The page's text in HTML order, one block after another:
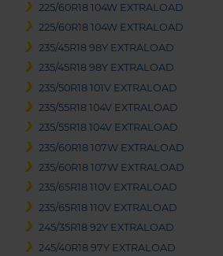
225/60R18 104W EXTRALOAD
225/60R18 104W EXTRALOAD
235/45R18 98Y EXTRALOAD
235/45R18 98Y EXTRALOAD
235/50R18 101V EXTRALOAD
235/55R18 104V EXTRALOAD
235/55R18 104V EXTRALOAD
235/60R18 107W EXTRALOAD
235/60R18 107W EXTRALOAD
235/65R18 110V EXTRALOAD
235/65R18 110V EXTRALOAD
245/35R18 92Y EXTRALOAD
245/40R18 97Y EXTRALOAD